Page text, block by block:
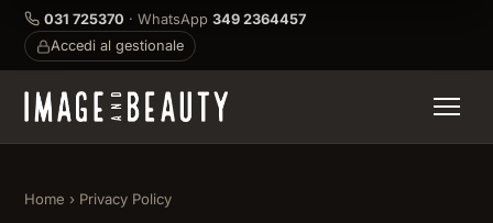
031 725370 · WhatsApp 349 2364457
Accedi al gestionale
Home › Privacy Policy